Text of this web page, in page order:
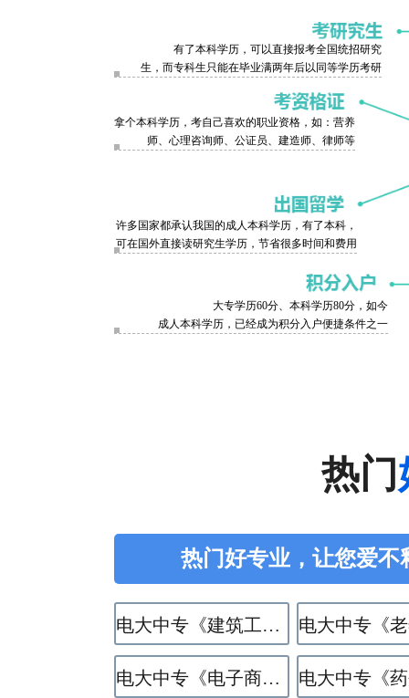
有了本科学历，可以直接报考全国统招研究
生，而专科生只能在毕业满两年后以同等学历考研
拿个本科学历，考自己喜欢的职业资格，如：营养
师、心理咨询师、公证员、建造师、律师等
许多国家都承认我国的成人本科学历，有了本科，
可在国外直接读研究生学历，节省很多时间和费用
大专学历60分、本科学历80分，如今
成人本科学历，已经成为积分入户便捷条件之一
热门
热门好专业，让您爱
电大中专《建筑工程施工》专业
电大中专《电子商务》专业